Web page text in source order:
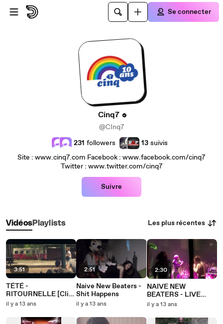
Passer au contenu principal
Se connecter
Cinq7
@CInq7
231 followers 13 suivis
Site : www.cinq7.com Facebook : www.facebook.com/cinq7
Twitter : www.twitter.com/cinq7
Suivre
VidéosPlaylists Les plus récentes
3:51
TÉTÉ -
RITOURNELLE [Clip
Officiel]
il y a 13 ans
2:51
Naive New Beaters -
Shit Happens
il y a 13 ans
2:30
NAIVE NEW
BEATERS - LIVE
REPORT #1
il y a 13 ans